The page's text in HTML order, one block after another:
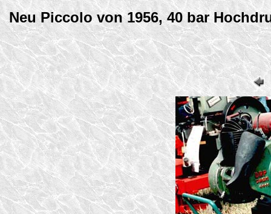
Neu Piccolo von 1956, 40 bar